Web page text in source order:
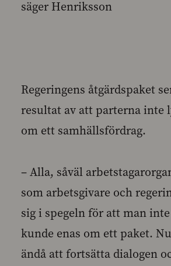
säger Henriksson
Regeringens åtgärdspaket
resultat av att parterna inte
om ett samhällsfördrag.
– Alla, såväl
som arbetsgivare och
sig i spegeln för att man
kunde enas om ett paket.
ändå att fortsätta dialogen